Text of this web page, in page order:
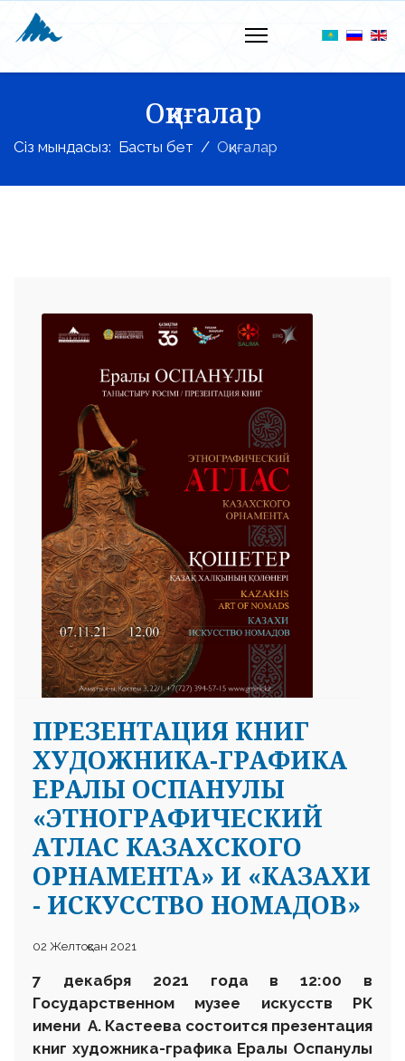
Оқиғалар
Сіз мындасыз: Басты бет Оқиғалар
ПРЕЗЕНТАЦИЯ КНИГ
ХУДОЖНИКА-ГРАФИКА
ЕРАЛЫ ОСПАНУЛЫ
«ЭТНОГРАФИЧЕСКИЙ
АТЛАС КАЗАХСКОГО
ОРНАМЕНТА» И «КАЗАХИ
- ИСКУССТВО НОМАДОВ»
02 Желтоқсан 2021
7 декабря 2021 года в 12:00 в
Государственном музее искусств РК
имени А. Кастеева состоится презентация
книг художника-графика Ералы Оспанулы